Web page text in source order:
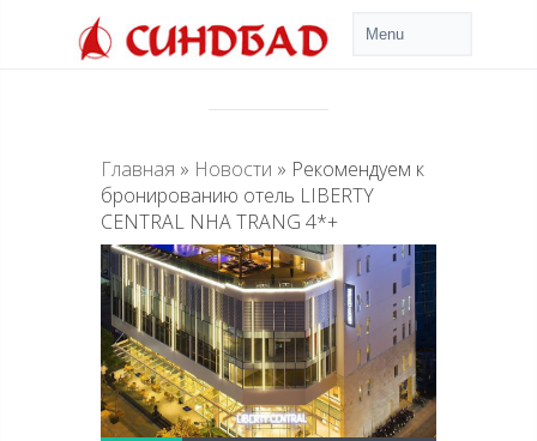
Главная » Новости » Рекомендуем к
бронированию отель LIBERTY
CENTRAL NHA TRANG 4*+